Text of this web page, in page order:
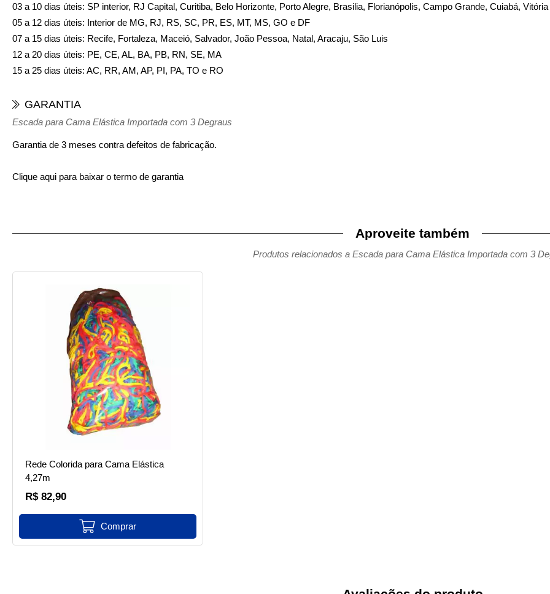
03 a 10 dias úteis: SP interior, RJ Capital, Curitiba, Belo Horizonte, Porto Alegre, Brasilia, Florianópolis, Campo Grande, Cuiabá,
05 a 12 dias úteis: Interior de MG, RJ, RS, SC, PR, ES, MT, MS, GO e DF
07 a 15 dias úteis: Recife, Fortaleza, Maceió, Salvador, João Pessoa, Natal, Aracaju, São Luis
12 a 20 dias úteis: PE, CE, AL, BA, PB, RN, SE, MA
15 a 25 dias úteis: AC, RR, AM, AP, PI, PA, TO e RO
GARANTIA
Escada para Cama Elástica Importada com 3 Degraus
Garantia de 3 meses contra defeitos de fabricação.
Clique aqui para baixar o termo de garantia
Aproveite também
Produtos relacionados a Escada para Cama Elástica Importada com 3
Rede Colorida para Cama Elástica
4,27m
R$ 82,90